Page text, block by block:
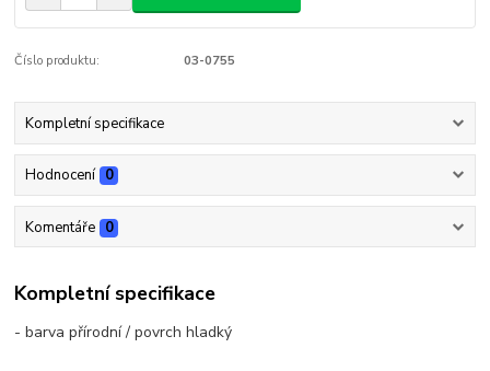
Číslo produktu: 03-0755
Kompletní specifikace
Hodnocení 0
Komentáře 0
Kompletní specifikace
- barva přírodní / povrch hladký